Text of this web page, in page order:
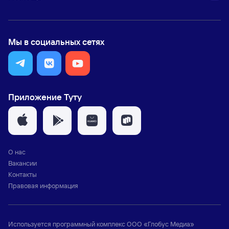
Мы в социальных сетях
Приложение Туту
О нас
Вакансии
Контакты
Правовая информация
Используется программный комплексООО «Глобус Медиа»